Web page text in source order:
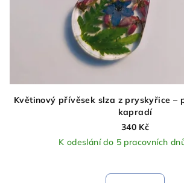
Květinový přívěsek slza z pryskyřice –
kapradí
340 Kč
K odeslání do 5 pracovních